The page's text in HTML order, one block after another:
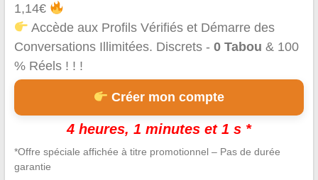
1,14€
Accède aux Profils Vérifiés et Démarre des
Conversations Illimitées. Discrets - 0 Tabou & 100
% Réels ! ! !
Créer mon compte
4 heures, 1 minutes et 0 s *
*Offre spéciale affichée à titre promotionnel – Pas de durée
garantie